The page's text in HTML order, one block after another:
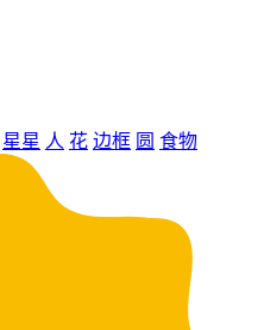
星星 人 花 边框 圆 食物